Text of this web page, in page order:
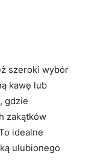
szeroki wybór
kawę lub
gdzie
zakątków
idealne
ulubionego